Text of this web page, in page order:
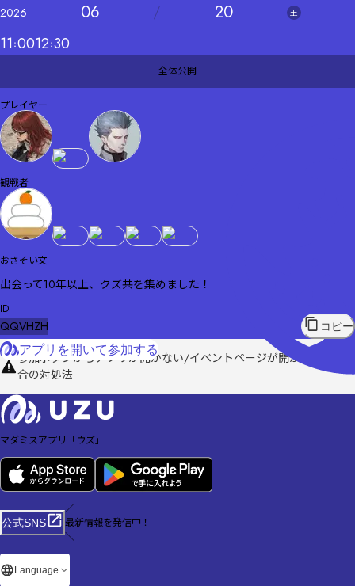
2026 06 20 土
11 0012 30
全体公開
プレイヤー
観戦者
おさそい文
出会って10年以上、クズ共を集めました！
ID
QQVHZH コピー
アプリを開いて参加する
参加ボタンからアプリが開かない/イベントページが開かない場
合の対処法
マダミスアプリ「ウズ」
公式SNS
／
最新情報を発信中！
＼
Language